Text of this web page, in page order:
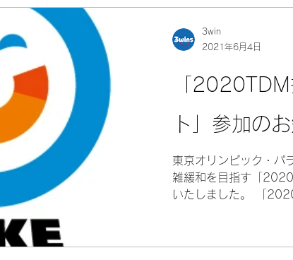
「
ト」参加の
東京オリンピック・パ
雑緩和を目指す「
いたしました。 「
の安定との両立...
3win
2021年6月4日